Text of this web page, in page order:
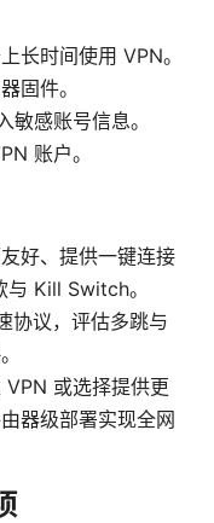
长时间使用 VPN。
固件。
感账号信息。
账户。
好、提供一键连接
Kill Switch。
协议，评估多跳与
或选择提供更
器级部署实现全网